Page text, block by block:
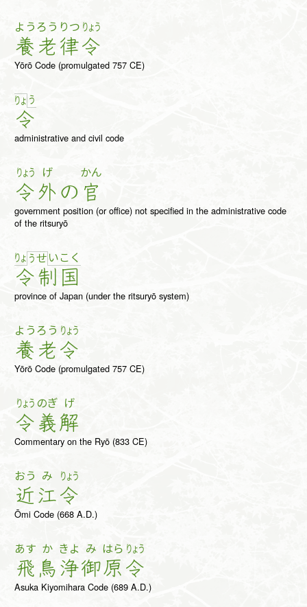
よう
養
ろう
老
りつ
律
りょう
令
Yōrō Code (promulgated 757 CE)
りょ う
令
administrative and civil code
りょう
令
げ
外の
かん
官
government position (or office) not specified in the administrative code
of the ritsuryō
りょ う
令
せ い
制
こ く
国
province of Japan (under the ritsuryō system)
よう
養
ろう
老
りょう
令
Yōrō Code (promulgated 757 CE)
りょう
令
のぎ
義
げ
解
Commentary on the Ryō (833 CE)
おう
近
み
江
りょう
令
Ōmi Code (668 A.D.)
あす
飛
か
鳥
きよ
浄
み
御
はら
原
りょう
令
Asuka Kiyomihara Code (689 A.D.)